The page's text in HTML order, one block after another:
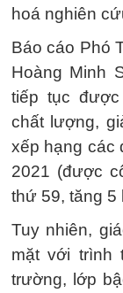
hoá nghiên
Báo cáo Phó
Hoàng Minh
tiếp tục
chất lượng,
xếp hạng các
2021 (được
thứ 59, tăng 5
Tuy nhiên,
mặt với trình
trường, lớp